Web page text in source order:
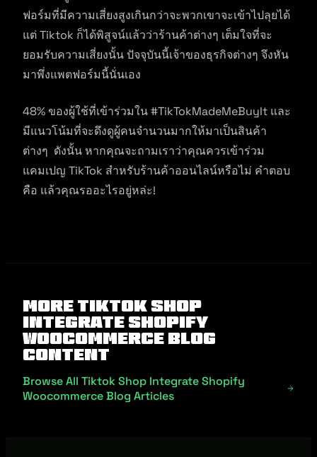
ฟอร์มที่มีความเสี่ยงสูงเกินกว่าจะพวกเขาจะเข้าไปลุยได้
แต่ Tiktok ก็ได้พิสูจน์แล้วว่าร้านค้าต่างๆ เต็มใจที่จะ
ยอมรับความเสี่ยงนั้น ปัจจุบันนี้เจ้าของธุรกิจต่างๆ จึงหัน
มาพึ่งแพตฟอร์มนี้นั่นเอง
48% ของผู้ใช้ที่เข้าร่วมใน #TikTokMadeMeBuyIt และ
มีแนวโน้มที่จะดึงดูผู้คนจำนวนมากให้มาเป็นสินค้า
ต่างๆ ดังนั้น หากคุณจะถามเราว่าคุณควรเข้าร่วม
แคมเปญ TikTok สำหรับร้านค้าออนไลน์หรือไม่ คำตอบ
คือ แล้วคุณรออะไรอยู่หล่ะ!
More Tiktok Shop
Integrate Shopify
Woocommerce Blog
Content
Browse All Tiktok Shop Integrate Shopify
Woocommerce Blog Articles